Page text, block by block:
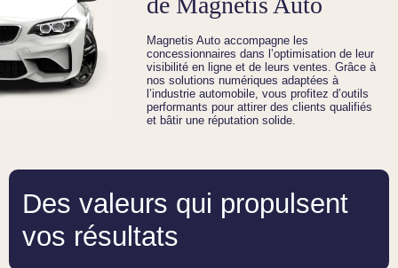
Magnetis Auto accompagne les
concessionnaires dans l’optimisation de leur
visibilité en ligne et de leurs ventes. Grâce à
nos solutions numériques adaptées à
l’industrie automobile, vous profitez d’outils
performants pour attirer des clients qualifiés
et bâtir une réputation solide.
Des valeurs qui propulsent
vos résultats